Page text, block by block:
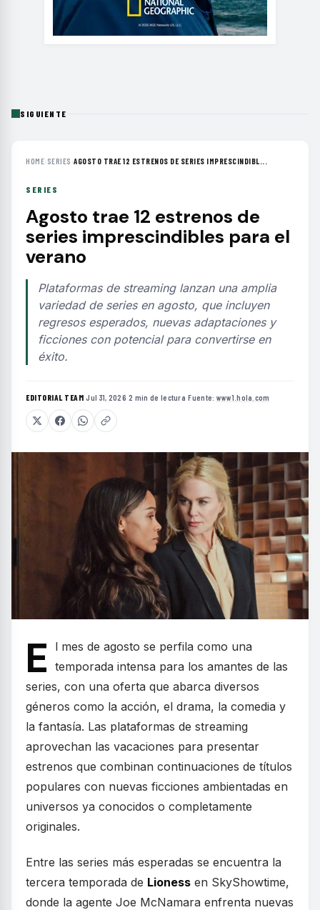
SIGUIENTE
HOME› SERIES ›AGOSTO TRAE 12 ESTRENOS DE SERIES IMPRESCINDIBL...
SERIES
Agosto trae 12 estrenos de
series imprescindibles para el
verano
Plataformas de streaming lanzan una amplia
variedad de series en agosto, que incluyen
regresos esperados, nuevas adaptaciones y
ficciones con potencial para convertirse en
éxito.
EDITORIAL TEAM·Jul 31, 2026·2 min de lectura·Fuente: www1.hola.com
E
l mes de agosto se perfila como una
temporada intensa para los amantes de las
series, con una oferta que abarca diversos
géneros como la acción, el drama, la comedia y
la fantasía. Las plataformas de streaming
aprovechan las vacaciones para presentar
estrenos que combinan continuaciones de títulos
populares con nuevas ficciones ambientadas en
universos ya conocidos o completamente
originales.
Entre las series más esperadas se encuentra la
tercera temporada de Lioness en SkyShowtime,
donde la agente Joe McNamara enfrenta nuevas